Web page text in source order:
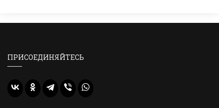
ПРИСОЕДИНЯЙТЕСЬ